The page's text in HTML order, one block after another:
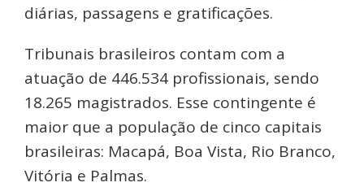
diárias, passagens e gratificações.
Tribunais brasileiros contam com a
atuação de 446.534 profissionais, sendo
18.265 magistrados. Esse contingente é
maior que a população de cinco capitais
brasileiras: Macapá, Boa Vista, Rio Branco,
Vitória e Palmas.